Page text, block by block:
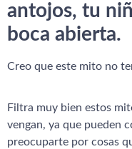
antojos, tu
boca abierta.
Creo que este mito no
Filtra muy bien estos
vengan, ya que pueden
preocuparte por cosas